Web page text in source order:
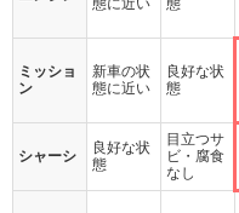
ミッショ
ン
新車の状
態に近い
良好な状
態
シャーシ
良好な状
態
目立つサ
ビ・腐食
なし